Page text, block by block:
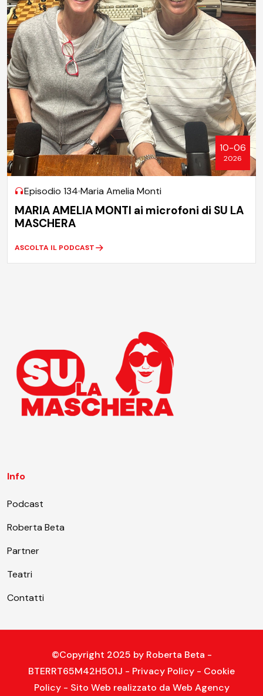
10-06
2026
Episodio 134 Maria Amelia Monti
MARIA AMELIA MONTI ai microfoni di SU LA
MASCHERA
ASCOLTA IL PODCAST
Info
Podcast
Roberta Beta
Partner
Teatri
Contatti
©Copyright 2025 by Roberta Beta -
BTERRT65M42H501J - Privacy Policy - Cookie
Policy- Sito Web realizzato da Web Agency